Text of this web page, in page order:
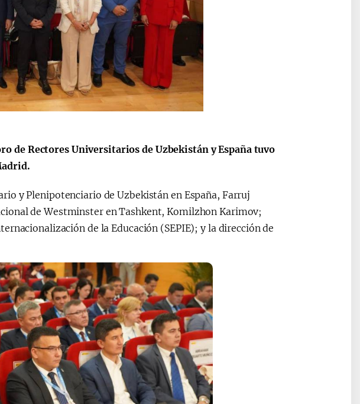
“Ўзбекистон – 2030”
стратегияси
Президент Шавкат
ўтказилган
видеоселектор
йиғилишлари
de Rectores Universitarios de Uzbekistán y España tuvo
y Plenipotenciario de Uzbekistán en España, Farruj
de Westminster en Tashkent, Komilzhon Karimov;
de la Educación (SEPIE); y la dirección de